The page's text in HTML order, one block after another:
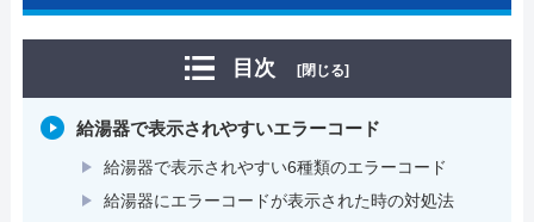
目次 [閉じる]
給湯器で表示されやすいエラーコード
給湯器で表示されやすい6種類のエラーコード
給湯器にエラーコードが表示された時の対処法